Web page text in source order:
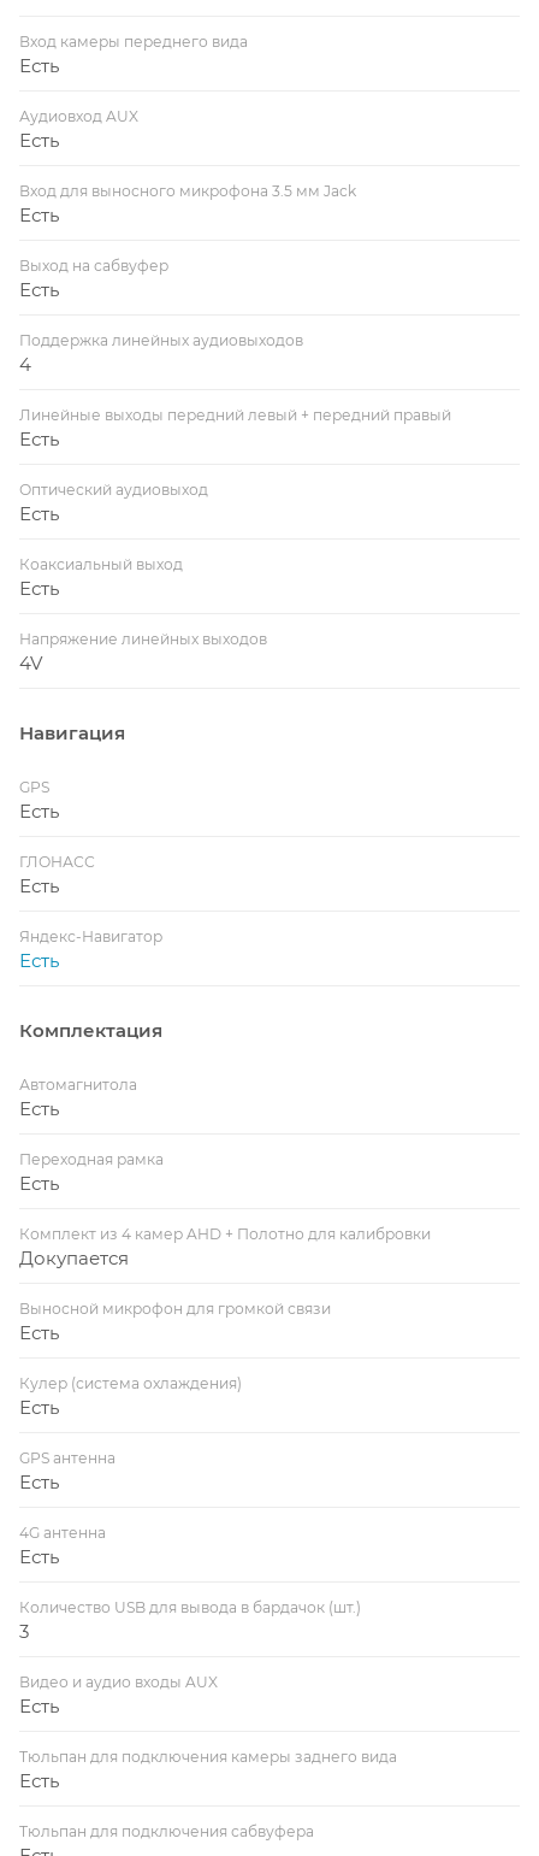
Вход камеры переднего вида
Есть
Аудиовход AUX
Есть
Вход для выносного микрофона 3.5 мм Jack
Есть
Выход на сабвуфер
Есть
Поддержка линейных аудиовыходов
4
Линейные выходы передний левый + передний правый
Есть
Оптический аудиовыход
Есть
Коаксиальный выход
Есть
Напряжение линейных выходов
4V
Навигация
GPS
Есть
ГЛОНАСС
Есть
Яндекс-Навигатор
Есть
Комплектация
Автомагнитола
Есть
Переходная рамка
Есть
Комплект из 4 камер AHD + Полотно для калибровки
Докупается
Выносной микрофон для громкой связи
Есть
Кулер (система охлаждения)
Есть
GPS антенна
Есть
4G антенна
Есть
Количество USB для вывода в бардачок (шт.)
3
Видео и аудио входы AUX
Есть
Тюльпан для подключения камеры заднего вида
Есть
Тюльпан для подключения сабвуфера